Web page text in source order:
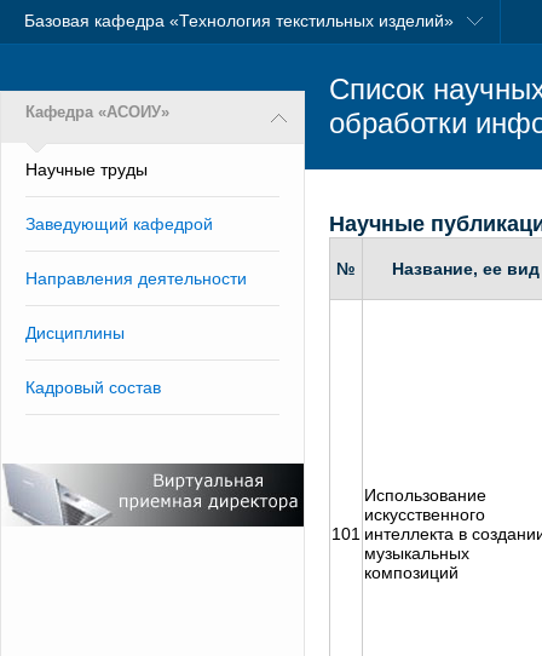
Базовая кафедра «Технология текстильных изделий»
Кафедра «АСОИУ»
Научные труды
Заведующий кафедрой
Направления деятельности
Дисциплины
Кадровый состав
Список
обработки
Научные
№ Название, ее вид
101
Использование
искусственного
интеллекта в
музыкальных
композиций